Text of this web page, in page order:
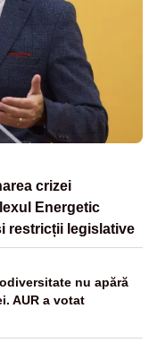
crizei
Energetic
restricții legislative
nu apără
AUR a votat